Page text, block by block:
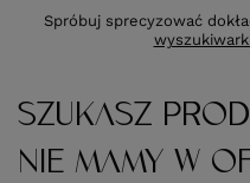
Spróbuj sprecyzować
SZUKASZ
NIE MAMY W